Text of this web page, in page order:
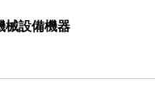
械設備機器